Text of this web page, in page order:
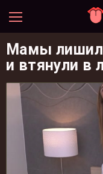
Мамы
и втянули в